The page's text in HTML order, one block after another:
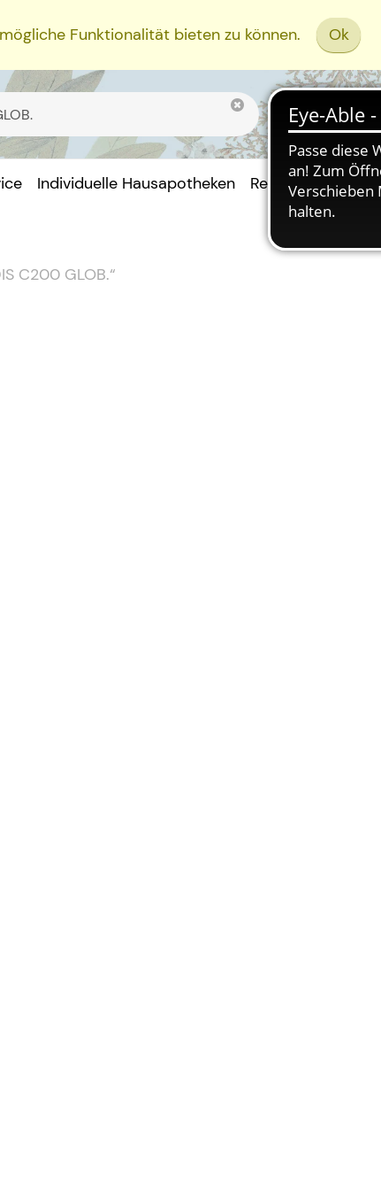
Funktionalität bieten zu können. Ok
Individuelle Hausapotheken Rezept Einreichen
C200 GLOB.“